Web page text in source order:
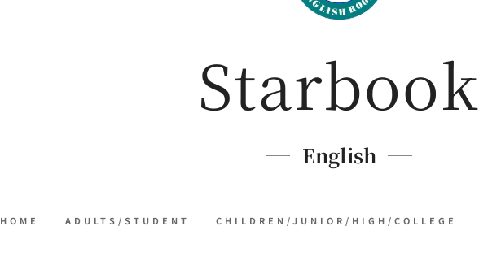
Starbook
English
HOME ADULTS/STUDENT CHILDREN/JUNIOR/HIGH/COLLEGE